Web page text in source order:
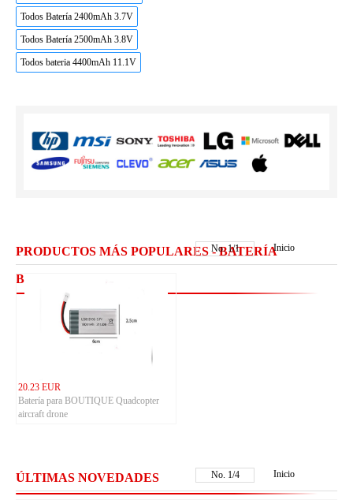
Todos Batería 2400mAh 3.7V
Todos Batería 2500mAh 3.8V
Todos bateria 4400mAh 11.1V
PRODUCTOS MÁS POPULARES - BATERÍA
BOUTIQUE
No.1/1 Inicio
20.23 EUR
Batería para BOUTIQUE Quadcopter
aircraft drone
ÚLTIMAS NOVEDADES No. 1/4 Inicio